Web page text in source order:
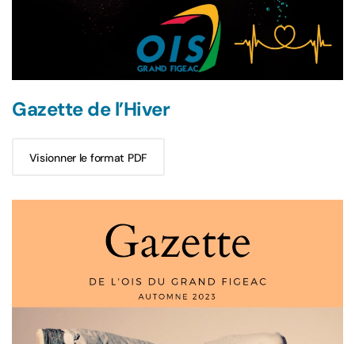
Gazette de l’Hiver
Visionner le format PDF